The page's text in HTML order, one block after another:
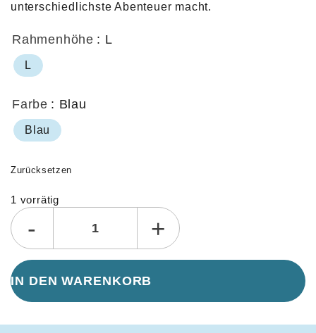
unterschiedlichste Abenteuer macht.
Rahmenhöhe : L
L
Farbe : Blau
Blau
Zurücksetzen
1 vorrätig
- +
IN DEN WARENKORB